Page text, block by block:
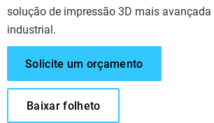
solução de impressão 3D mais
industrial.
Solicite um orçamento
Baixar folheto